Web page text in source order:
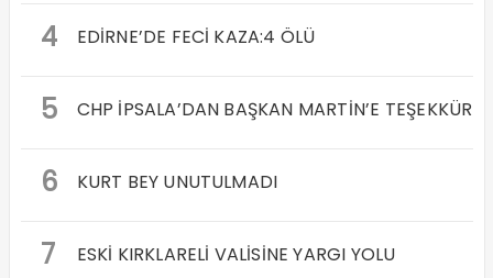
4 EDİRNE’DE FECİ KAZA:4 ÖLÜ
5 CHP İPSALA’DAN BAŞKAN MARTİN’E TEŞEKKÜR
6 KURT BEY UNUTULMADI
7 ESKİ KIRKLARELİ VALİSİNE YARGI YOLU